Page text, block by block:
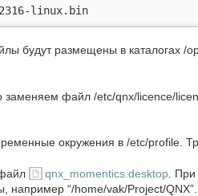
linux.bin
будут размещены в каталогах /
заменяем файл /etc/qnx/licence/
окружения в /etc/profile.
qnx_momentics.desktop. При
например “/home/vak/Project/QNX”.